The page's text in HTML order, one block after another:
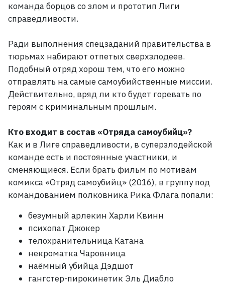
команда борцов со злом и прототип Лиги
справедливости.
Ради выполнения спецзаданий правительства в
тюрьмах набирают отпетых сверхзлодеев.
Подобный отряд хорош тем, что его можно
отправлять на самые самоубийственные миссии.
Действительно, вряд ли кто будет горевать по
героям с криминальным прошлым.
Кто входит в состав «Отряда самоубийц»?
Как и в Лиге справедливости, в суперзлодейской
команде есть и постоянные участники, и
сменяющиеся. Если брать фильм по мотивам
комикса «Отряд самоубийц» (2016), в группу под
командованием полковника Рика Флага попали:
безумный арлекин Харли Квинн
психопат Джокер
телохранительница Катана
некроматка Чаровница
наёмный убийца Дэдшот
гангстер-пирокинетик Эль Диабло